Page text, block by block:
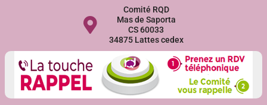
Comité RQD
Mas de Saporta
CS 60033
34875 Lattes cedex